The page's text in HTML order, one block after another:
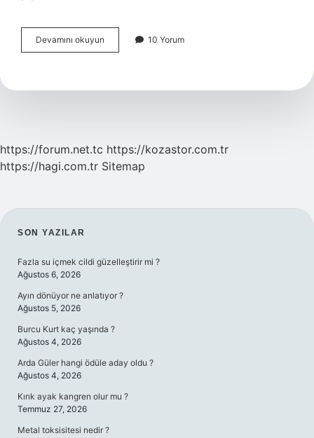
Devamını okuyun
Prizler
10 Yorum
https://forum.net.tc https://kozastor.com.tr
https://hagi.com.tr Sitemap
SIDEBAR
SON YAZILAR
Fazla su içmek cildi güzelleştirir mi ?
Ağustos 6, 2026
Ayın dönüyor ne anlatıyor ?
Ağustos 5, 2026
Burcu Kurt kaç yaşında ?
Ağustos 4, 2026
Arda Güler hangi ödüle aday oldu ?
Ağustos 4, 2026
Kırık ayak kangren olur mu ?
Temmuz 27, 2026
Metal toksisitesi nedir ?